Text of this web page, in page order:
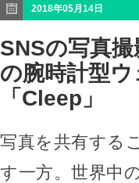
2018年05月14日
SNSの写真
の腕時計型
「Cleep」
写真を共有する
す一方。世界中